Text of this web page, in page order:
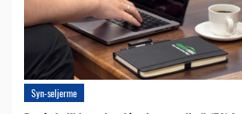
Syn-seljerme